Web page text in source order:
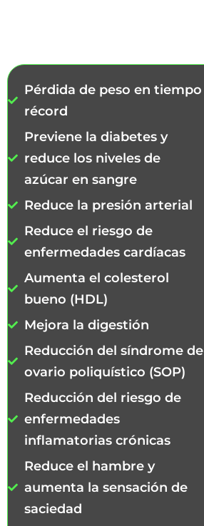
Pérdida de peso en tiempo
récord
Previene la diabetes y
reduce los niveles de
azúcar en sangre
Reduce la presión arterial
Reduce el riesgo de
enfermedades cardíacas
Aumenta el colesterol
bueno (HDL)
Mejora la digestión
Reducción del síndrome de
ovario poliquístico (SOP)
Reducción del riesgo de
enfermedades
inflamatorias crónicas
Reduce el hambre y
aumenta la sensación de
saciedad